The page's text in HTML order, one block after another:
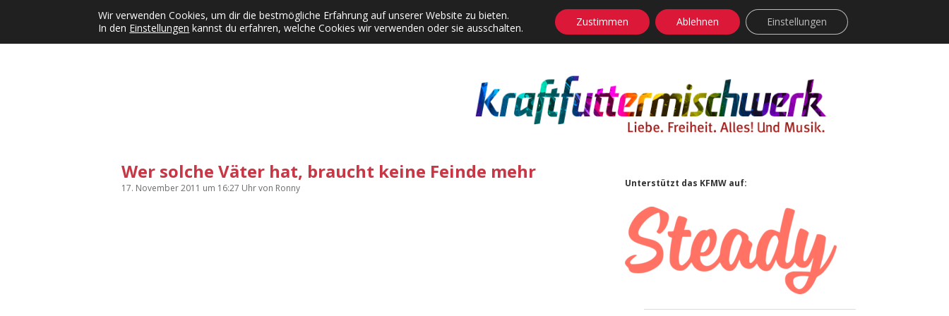
Kategorien Dropdown-Menü öffnen
KFMW-Disco Dates Instagrams Contact Adventskalender Dropdown-Menü öffnen facebook
instagram
rss soundcloud
vimeoBluesky
Wer solche Väter hat, braucht keine Feinde mehr
17. November 2011 um 16:27 Uhrvon Ronny Sidebar
Unterstützt das KFMW auf:
Wir verwenden Cookies, um dir die bestmögliche Erfahrung auf unserer Website zu bieten.
In den Einstellungen kannst du erfahren, welche Cookies wir verwenden oder sie ausschalten. Zustimmen Ablehnen Einstellungen